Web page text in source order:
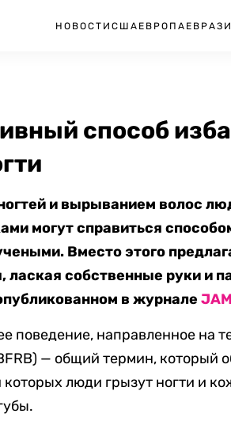
НОВОСТИ США ЕВРОПА
способ
и вырыванием волос
могут справиться
Вместо этого
лаская собственные руки и
в журнале
поведение, направленное на
— общий термин, который
которых люди грызут ногти и